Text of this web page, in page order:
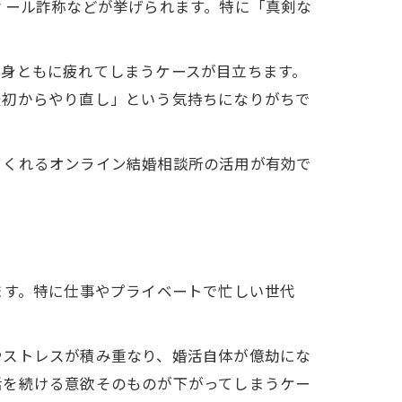
ル詐称などが挙げられます。特に「真剣な
もに疲れてしまうケースが目立ちます。
からやり直し」という気持ちになりがちで
れるオンライン結婚相談所の活用が有効で
。特に仕事やプライベートで忙しい世代
トレスが積み重なり、婚活自体が億劫にな
続ける意欲そのものが下がってしまうケー